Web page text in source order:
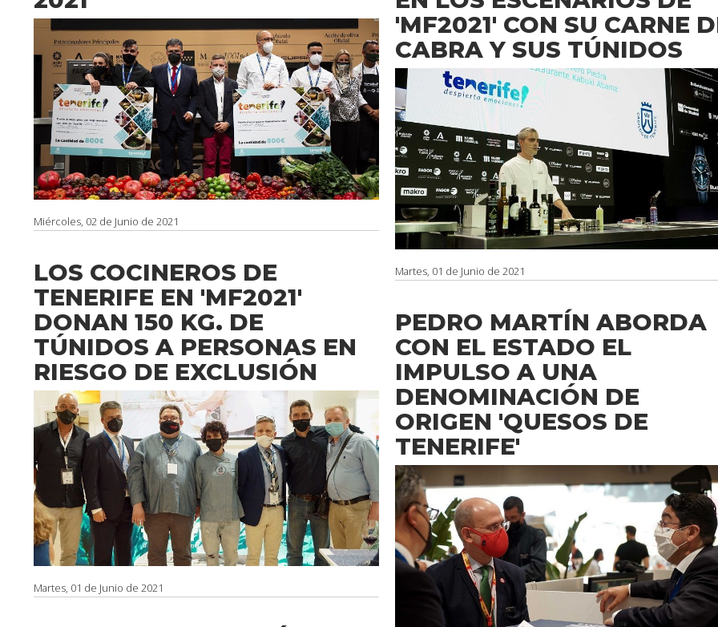
Miércoles, 02 de Junio de 2021
LOS COCINEROS DE
TENERIFE EN 'MF2021'
DONAN 150 KG. DE
TÚNIDOS A PERSONAS EN
RIESGO DE EXCLUSIÓN
Martes, 01 de Junio de 2021
'MF2021' CON SU CARNE
CABRA Y SUS TÚNIDOS
Martes, 01 de Junio de 2021
PEDRO MARTÍN ABORDA
CON EL ESTADO EL
IMPULSO A UNA
DENOMINACIÓN DE
ORIGEN 'QUESOS DE
TENERIFE'